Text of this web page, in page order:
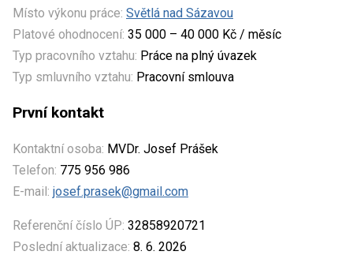
Místo výkonu práce: Světlá nad Sázavou
Platové ohodnocení: 35 000 – 40 000 Kč / měsíc
Typ pracovního vztahu: Práce na plný úvazek
Typ smluvního vztahu: Pracovní smlouva
První kontakt
Kontaktní osoba: MVDr. Josef Prášek
Telefon: 775 956 986
E-mail: josef.prasek@gmail.com
Referenční číslo ÚP: 32858920721
Poslední aktualizace: 8. 6. 2026